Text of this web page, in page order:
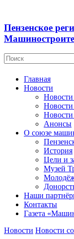
Пензенское
Главная
Новости
Новости
Анонсы
О союзе
История
Цели и
Музей
Наши
Контакты
Газета
Новости Новости